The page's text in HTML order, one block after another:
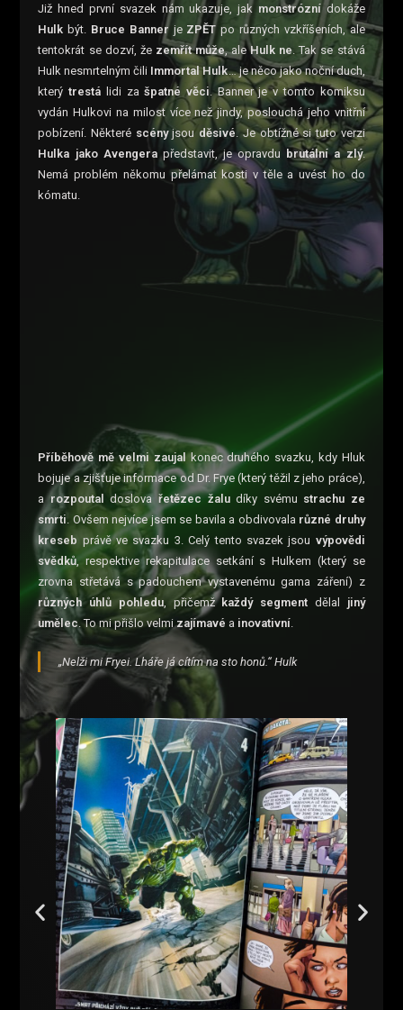
Již hned první svazek nám ukazuje, jak monstróznídokáže
Hulk být. Bruce Bannerje ZPĚTpo různých vzkříšeních, ale
tentokrát se dozví, že zemřít může, aleHulk ne. Tak se stává
Hulk nesmrtelným čili Immortal Hulk… je něco jako noční duch,
kterýtrestá lidi zašpatné věci. Banner je v tomto komiksu
vydán Hulkovi na milost více než jindy, poslouchá jeho vnitřní
pobízení. Některé scényjsou děsivé. Je obtížné si tuto verzi
Hulka jako Avengerapředstavit, je opravdu brutální a zlý.
Nemá problém někomu přelámat kosti v těle a uvést ho do
kómatu.
Příběhově mě velmi zaujalkonec druhého svazku, kdy Hluk
bojuje a zjišťuje informace od Dr. Frye (který těžil z jeho práce),
arozpoutal doslova řetězec žaludíky svému strachu ze
smrti . Ovšem nejvíce jsem se bavila a obdivovala různé druhy
kreseb právě ve svazku 3. Celý tento svazek jsou výpovědi
svědků , respektive rekapitulace setkání s Hulkem (který se
zrovna střetává s padouchem vystavenému gama záření) z
různých úhlů pohledu, přičemžkaždý segment dělal jiný
umělec . To mi přišlo velmizajímavé a inovativní
„Nelži mi Fryei. Lháře já cítím na sto honů.“ Hulk